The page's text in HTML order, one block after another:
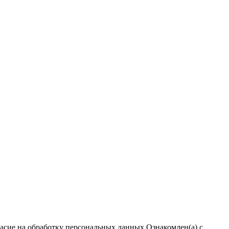
на обработку персональных данных Ознакомлен(а) с